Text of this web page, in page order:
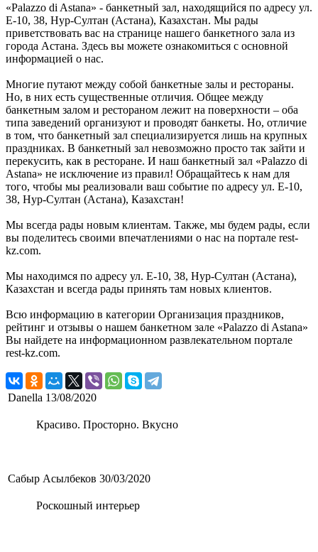
«Palazzo di Astana» - банкетный зал, находящийся по адресу ул.
Е-10, 38, Нур-Султан (Астана), Казахстан. Мы рады
приветствовать вас на странице нашего банкетного зала из
города Астана. Здесь вы можете ознакомиться с основной
информацией о нас.
Многие путают между собой банкетные залы и рестораны.
Но, в них есть существенные отличия. Общее между
банкетным залом и рестораном лежит на поверхности – оба
типа заведений организуют и проводят банкеты. Но, отличие
в том, что банкетный зал специализируется лишь на крупных
праздниках. В банкетный зал невозможно просто так зайти и
перекусить, как в ресторане. И наш банкетный зал «Palazzo di
Astana» не исключение из правил! Обращайтесь к нам для
того, чтобы мы реализовали ваш событие по адресу ул. Е-10,
38, Нур-Султан (Астана), Казахстан!
Мы всегда рады новым клиентам. Также, мы будем рады, если
вы поделитесь своими впечатлениями о нас на портале rest-
kz.com.
Мы находимся по адресу ул. Е-10, 38, Нур-Султан (Астана),
Казахстан и всегда рады принять там новых клиентов.
Всю информацию в категории Организация праздников,
рейтинг и отзывы о нашем банкетном зале «Palazzo di Astana»
Вы найдете на информационном развлекательном портале
rest-kz.com.
Danella 13/08/2020
Красиво. Просторно. Вкусно
Сабыр Асылбеков 30/03/2020
Роскошный интерьер